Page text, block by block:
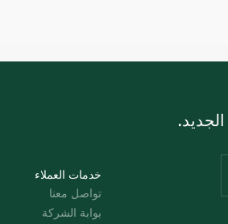
خدمات العملاء
تواصل معنا
بوابة الشركة